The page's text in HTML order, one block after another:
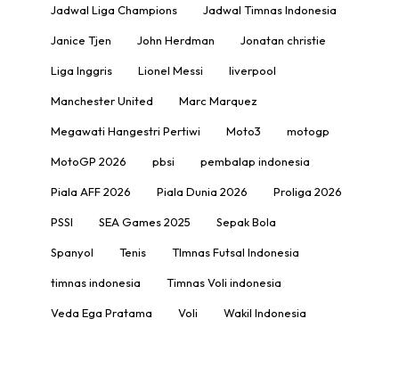
Jadwal Liga Champions Jadwal Timnas Indonesia
Janice Tjen John Herdman Jonatan christie
Liga Inggris Lionel Messi liverpool
Manchester United Marc Marquez
Megawati Hangestri Pertiwi Moto3 motogp
MotoGP 2026 pbsi pembalap indonesia
Piala AFF 2026 Piala Dunia 2026 Proliga 2026
PSSI SEA Games 2025 Sepak Bola
Spanyol Tenis TImnas Futsal Indonesia
timnas indonesia Timnas Voli indonesia
Veda Ega Pratama Voli Wakil Indonesia